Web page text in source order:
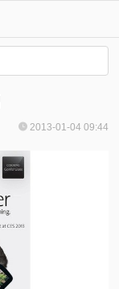
2013-01-04 09:44